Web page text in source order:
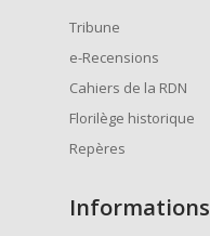
Tribune
e-Recensions
Cahiers de la RDN
Florilège historique
Repères
Informations